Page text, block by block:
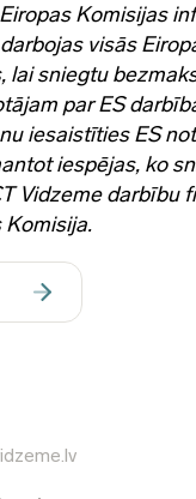
Komisijas
visās
lai sniegtu
par ES
iesaistīties ES
iespējas, ko
Vidzeme darbību